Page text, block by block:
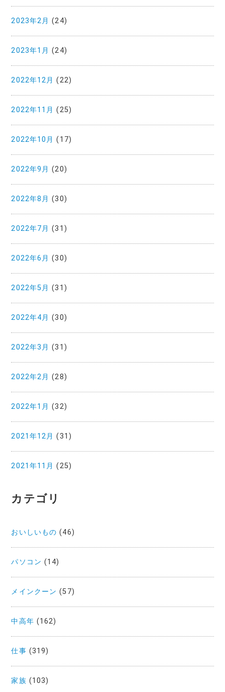
2023年2月 (24)
2023年1月 (24)
2022年12月 (22)
2022年11月 (25)
2022年10月 (17)
2022年9月 (20)
2022年8月 (30)
2022年7月 (31)
2022年6月 (30)
2022年5月 (31)
2022年4月 (30)
2022年3月 (31)
2022年2月 (28)
2022年1月 (32)
2021年12月 (31)
2021年11月 (25)
カテゴリ
おいしいもの (46)
パソコン (14)
メインクーン (57)
中高年 (162)
仕事 (319)
家族 (103)